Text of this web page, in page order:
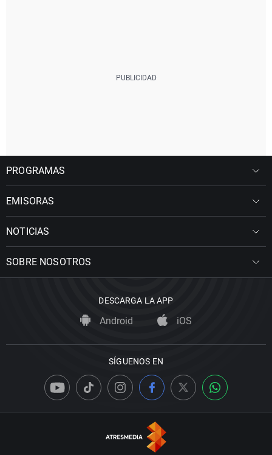
PROGRAMAS
EMISORAS
NOTICIAS
SOBRE NOSOTROS
DESCARGA LA APP
Android iOS
SÍGUENOS EN